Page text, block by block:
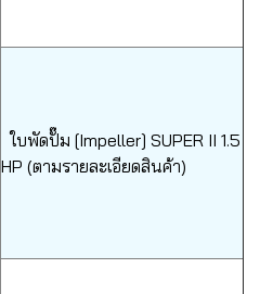
ใบพัดปั๊ม [Impeller] SUPER II 1.5
HP (ตามรายละเอียดสินค้า)